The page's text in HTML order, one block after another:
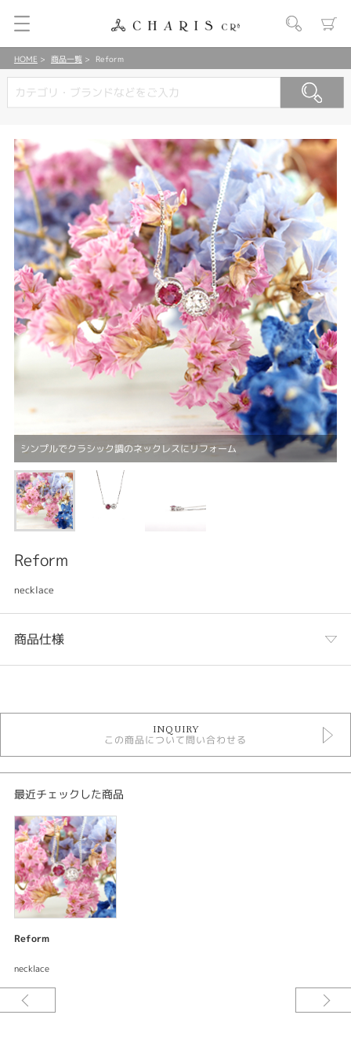
HOME 商品一覧 Reform
シンプルでクラシック調のネックレスにリフォーム
Reform
necklace
商品仕様
デジタルジュエリーリフォーム
ネックレス
素材：プラチナ900/プラチナ850
サイズ：幅8.2mm
加工：鏡面仕上げ 両引き ミルグレイン
宝石：ダイアモンド ルビー
ご要望をお伺いしながらデザインしてサンプル〈レジン〉を試着できる。何
度でも修正出来て試着できるので出来上がりの満足度が違う。安心してオー
ームさせていただきました。このデザインは左右の宝石のサイズが違ってい
ても収まりの良いデザイン。シンプルながらもミル打ち加工で高級感もあり
普段にも使いやすいおしゃれなネックレスに返信しました。[朝倉市]
INQUIRY
この商品について問い合わせる
最近チェックした商品
Reform
necklace